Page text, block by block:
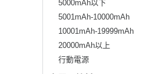
5000mAh以下
5001mAh-10000mAh
10001mAh-19999mAh
20000mAh以上
行動電源